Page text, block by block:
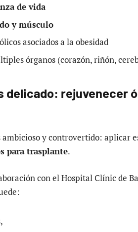
de vida
y músculo
asociados a la obesidad
órganos (corazón, riñón,
delicado: rejuvenecer
ambicioso y controvertido: aplicar
para trasplante.
con el Hospital Clínic de